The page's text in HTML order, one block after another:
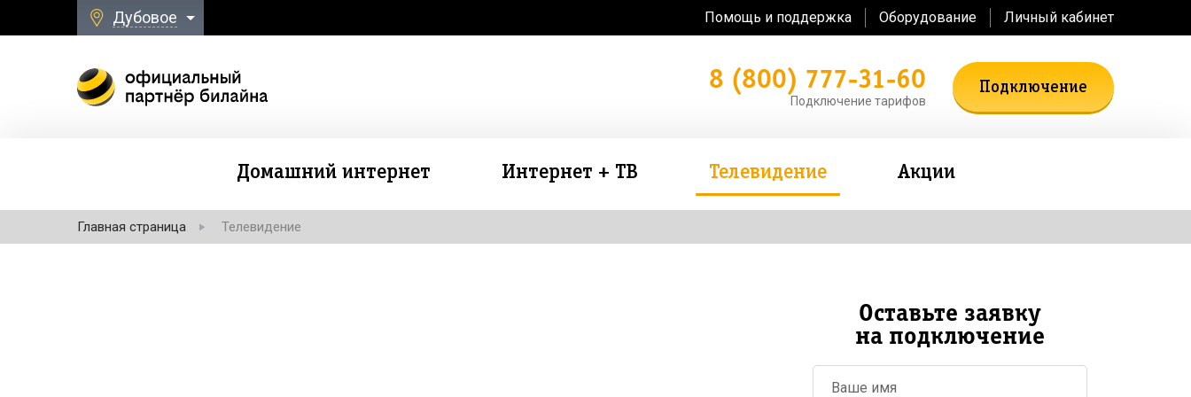
Дубовое Помощь и поддержка Оборудование Личный кабинет
8 (800) 777-31-60
Подключение тарифов
Подключение
Домашний интернет Интернет + ТВ Телевидение Акции
Главная страница Телевидение
Оставьте заявку
на подключение